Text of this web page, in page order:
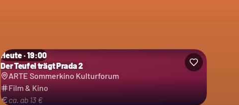
Heute · 19:00
Der Teufel trägt Prada 2
ARTE Sommerkino Kulturforum
Film & Kino
ca. ab 13 €